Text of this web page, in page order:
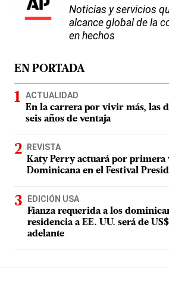
Noticias y servicios
alcance global de la
en hechos
EN PORTADA
ACTUALIDAD
En la carrera por vivir más, las
seis años de ventaja
REVISTA
Katy Perry actuará por primera
Dominicana en el Festival
EDICIÓN USA
Fianza requerida a los
residencia a EE. UU. será de
adelante